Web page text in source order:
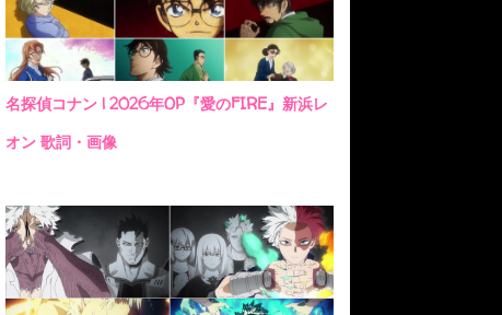
名探偵コナン | 2026年OP『愛のFIRE』新浜レ
オン 歌詞・画像